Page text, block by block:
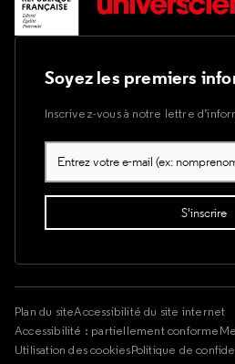
Soyez les premiers
Inscrivez-vous à notre lettre
Plan du siteAccessibilité du site internet
Accessibilité : partiellement conforme
Utilisation des cookiesPolitique de